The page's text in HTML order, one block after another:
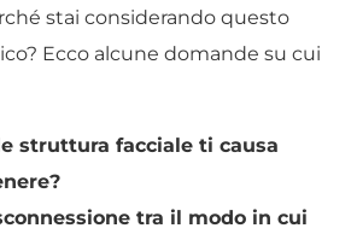
stai considerando questo
Ecco alcune domande su cui
struttura facciale ti causa
tra il modo in cui